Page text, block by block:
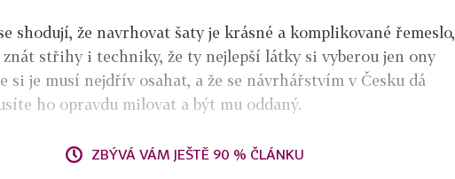
shodují, že navrhovat šaty je krásné a komplikované řemeslo,
střihy i techniky, že ty nejlepší látky si vyberou jen ony
si je musí nejdřív osahat, a že se návrhářstvím v Česku dá
ho opravdu milovat a být mu oddaný.
ZBÝVÁ VÁM JEŠTĚ 90 % ČLÁNKU